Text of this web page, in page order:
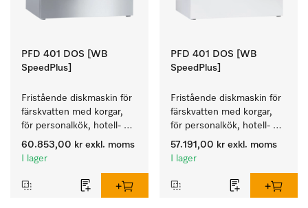
PFD 401 DOS [WB
SpeedPlus]
Fristående diskmaskin för
färskvatten med korgar,
för personalkök, hotell-
och restaurang,
cateringföretag.
60.853,00 kr exkl. moms
I lager
PFD 401 DOS [WB
SpeedPlus]
Fristående diskmaskin för
färskvatten med korgar,
för personalkök, hotell-
och restaurang,
cateringföretag.
57.191,00 kr exkl. moms
I lager